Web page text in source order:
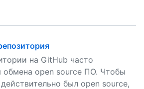
на GitHub часто
обмена open source ПО. Чтобы
был open source,